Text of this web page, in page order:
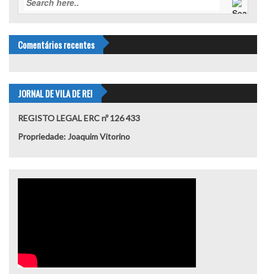
Comentários recentes
JORNAL DE VILA DE REI
REGISTO LEGAL ERC nº 126 433
Propriedade: Joaquim Vitorino